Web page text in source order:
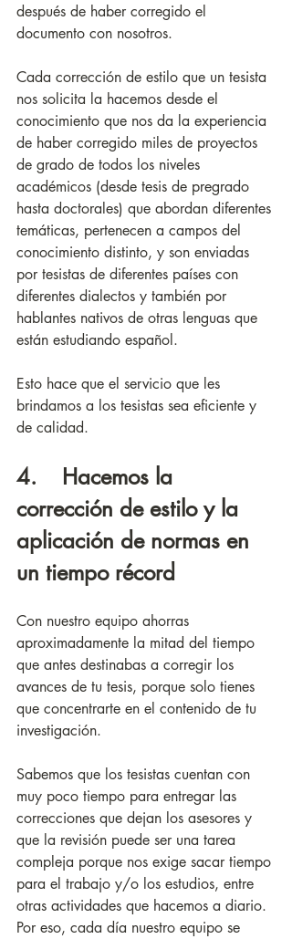
después de haber corregido el
documento con nosotros.
Cada corrección de estilo que un tesista
nos solicita la hacemos desde el
conocimiento que nos da la experiencia
de haber corregido miles de proyectos
de grado de todos los niveles
académicos (desde tesis de pregrado
hasta doctorales) que abordan diferentes
temáticas, pertenecen a campos del
conocimiento distinto, y son enviadas
por tesistas de diferentes países con
diferentes dialectos y también por
hablantes nativos de otras lenguas que
están estudiando español.
Esto hace que el servicio que les
brindamos a los tesistas sea eficiente y
de calidad.
4.    Hacemos la
corrección de estilo y la
aplicación de normas en
un tiempo récord
Con nuestro equipo ahorras
aproximadamente la mitad del tiempo
que antes destinabas a corregir los
avances de tu tesis, porque solo tienes
que concentrarte en el contenido de tu
investigación.
Sabemos que los tesistas cuentan con
muy poco tiempo para entregar las
correcciones que dejan los asesores y
que la revisión puede ser una tarea
compleja porque nos exige sacar tiempo
para el trabajo y/o los estudios, entre
otras actividades que hacemos a diario.
Por eso, cada día nuestro equipo se